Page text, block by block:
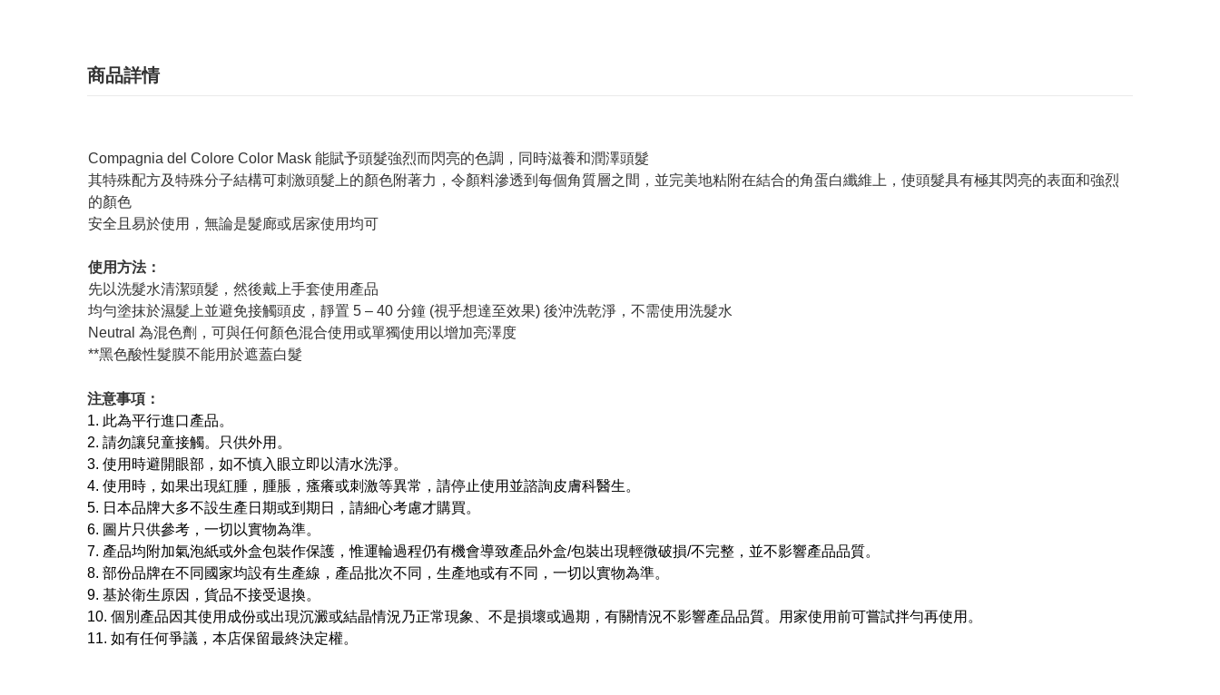
商品詳情
Compagnia del Colore Color Mask 能賦予頭髮強烈而閃亮的色調，同時滋養和潤澤頭髮
其特殊配方及特殊分子結構可刺激頭髮上的顏色附著力，令顏料滲透到每個角質層之間，並完美地粘附在結合的角蛋白纖維上，使頭髮具有極其閃亮的表面和強烈
的顏色
安全且易於使用，無論是髮廊或居家使用均可
使用方法：
先以洗髮水清潔頭髮，然後戴上手套使用產品
均勻塗抹於濕髮上並避免接觸頭皮，靜置 5 – 40 分鐘 (視乎想達至效果) 後沖洗乾淨，不需使用洗髮水
Neutral 為混色劑，可與任何顏色混合使用或單獨使用以增加亮澤度
**黑色酸性髮膜不能用於遮蓋白髮
注意事項：
1. 此為平行進口產品。
2. 請勿讓兒童接觸。只供外用。
3. 使用時避開眼部，如不慎入眼立即以清水洗淨。
4. 使用時，如果出現紅腫，腫脹，瘙癢或刺激等異常，請停止使用並諮詢皮膚科醫生。
5. 日本品牌大多不設生產日期或到期日，請細心考慮才購買。
6. 圖片只供參考，一切以實物為準。
7. 產品均附加氣泡紙或外盒包裝作保護，惟運輪過程仍有機會導致產品外盒/包裝出現輕微破損/不完整，並不影響產品品質。
8. 部份品牌在不同國家均設有生產線，產品批次不同，生產地或有不同，一切以實物為準。
9. 基於衛生原因，貨品不接受退換。
10. 個別產品因其使用成份或出現沉澱或結晶情況乃正常現象、不是損壞或過期，有關情況不影響產品品質。用家使用前可嘗試拌勻再使用。
11. 如有任何爭議，本店保留最終決定權。